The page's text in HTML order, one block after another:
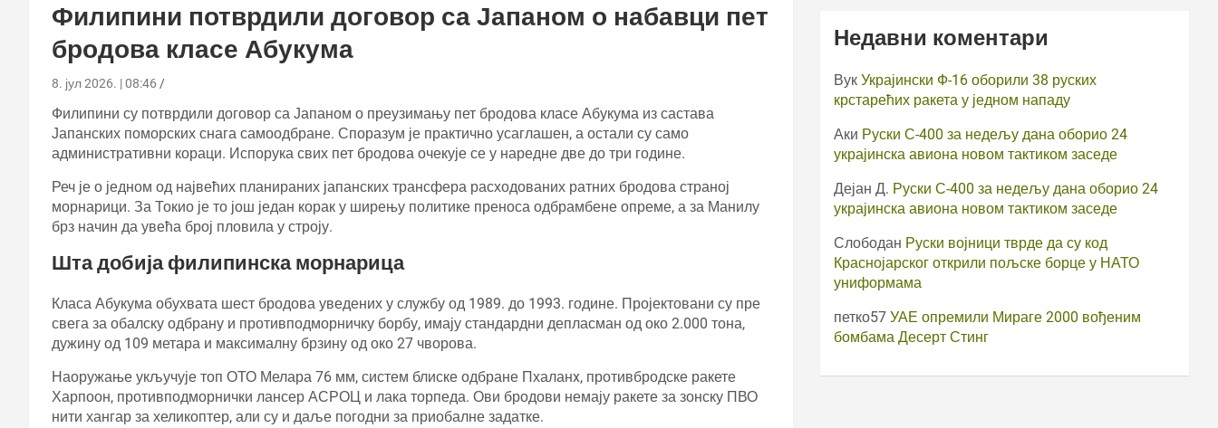
Филипини потврдили договор са Јапаном о набавци пет
бродова класе Абукума
8. јул 2026. | 08:46
Филипини су потврдили договор са Јапаном о преузимању пет бродова класе Абукума из састава
Јапанских поморских снага самоодбране. Споразум је практично усаглашен, а остали су само
административни кораци. Испорука свих пет бродова очекује се у наредне две до три године.
Реч је о једном од највећих планираних јапанских трансфера расходованих ратних бродова страној
морнарици. За Токио је то још један корак у ширењу политике преноса одбрамбене опреме, а за Манилу
брз начин да увећа број пловила у строју.
Шта добија филипинска морнарица
Класа Абукума обухвата шест бродова уведених у службу од 1989. до 1993. године. Пројектовани су пре
свега за обалску одбрану и противподморничку борбу, имају стандардни депласман од око 2.000 тона,
дужину од 109 метара и максималну брзину од око 27 чворова.
Наоружање укључује топ ОТО Мелара 76 мм, систем блиске одбране Пхаланx, противбродске ракете
Харпоон, противподморнички лансер АСРОЦ и лака торпеда. Ови бродови немају ракете за зонску ПВО
нити хангар за хеликоптер, али су и даље погодни за приобалне задатке.
Недавни коментари
Вук Украјински Ф-16 оборили 38 руских
крстарећих ракета у једном нападу
Аки Руски С-400 за недељу дана оборио 24
украјинска авиона новом тактиком заседе
Дејан Д. Руски С-400 за недељу дана оборио 24
украјинска авиона новом тактиком заседе
Слободан Руски војници тврде да су код
Краснојарског открили пољске борце у НАТО
униформама
петко57 УАЕ опремили Мираге 2000 вођеним
бомбама Десерт Стинг